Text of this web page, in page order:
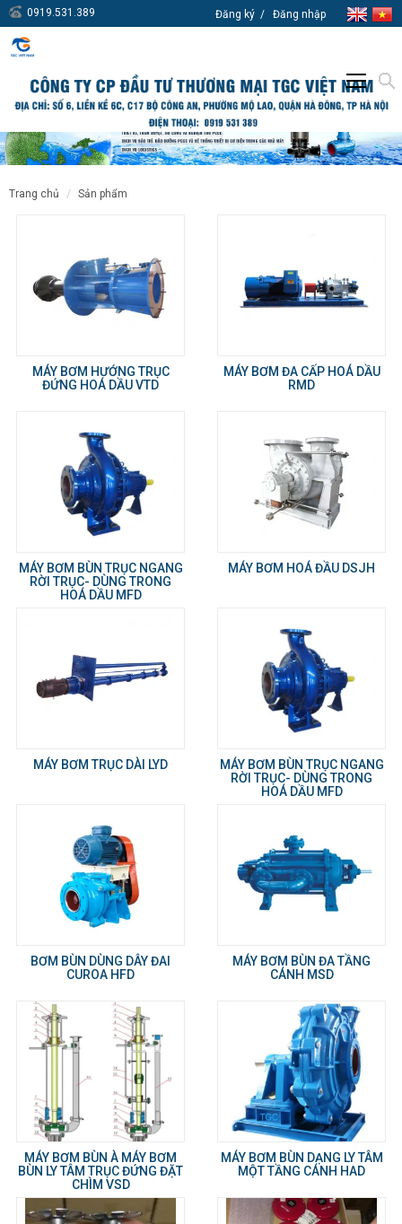
0919.531.389 Đăng ký Đăng nhập
trang chủ sản phẩm
MÁY BƠM HƯỚNG TRỤC
ĐỨNG HOÁ DẦU VTD
MÁY BƠM ĐA CẤP HOÁ DẦU
RMD
MÁY BƠM BÙN TRỤC NGANG
RỜI TRỤC- DÙNG TRONG
HOÁ DẦU MFD
MÁY BƠM HOÁ ĐẦU DSJH
MÁY BƠM TRỤC DÀI LYD
MÁY BƠM BÙN TRỤC NGANG
RỜI TRỤC- DÙNG TRONG
HOÁ DẦU MFD
BƠM BÙN DÙNG DÂY ĐAI
CUROA HFD
MÁY BƠM BÙN ĐA TẦNG
CÁNH MSD
MÁY BƠM BÙN À MÁY BƠM
BÙN LY TÂM TRỤC ĐỨNG ĐẶT
CHÌM VSD
MÁY BƠM BÙN DẠNG LY TÂM
MỘT TẦNG CÁNH HAD